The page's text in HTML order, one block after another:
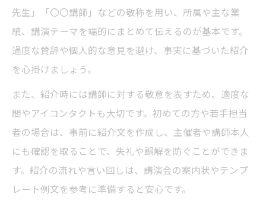
先生」「〇〇講師」などの敬称を用い、所属や主な業
績、講演テーマを端的にまとめて伝えるのが基本です。
過度な賛辞や個人的な意見を避け、事実に基づいた紹介
を心掛けましょう。
また、紹介時には講師に対する敬意を表すため、適度な
間やアイコンタクトも大切です。初めての方や若手担当
者の場合は、事前に紹介文を作成し、主催者や講師本人
にも確認を取ることで、失礼や誤解を防ぐことができま
す。紹介の流れや言い回しは、講演会の案内状やテンプ
レート例文を参考に準備すると安心です。